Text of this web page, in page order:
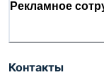
Рекламное
Контакты